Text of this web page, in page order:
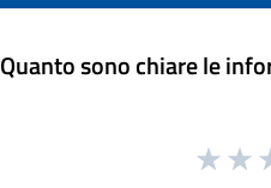
Quanto sono chiare le